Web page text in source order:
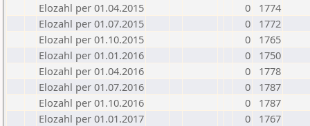
Elozahl per 01.04.2015
0
1774
Elozahl per 01.07.2015
0
1772
Elozahl per 01.10.2015
0
1765
Elozahl per 01.01.2016
0
1750
Elozahl per 01.04.2016
0
1778
Elozahl per 01.07.2016
0
1787
Elozahl per 01.10.2016
0
1787
Elozahl per 01.01.2017
0
1767